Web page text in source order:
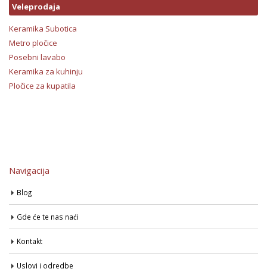
Veleprodaja
Keramika Subotica
Metro pločice
Posebni lavabo
Keramika za kuhinju
Pločice za kupatila
Navigacija
Blog
Gde će te nas naći
Kontakt
Uslovi i odredbe